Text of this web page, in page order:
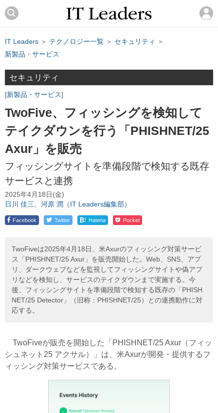
IT Leaders ＞ テクノロジー一覧 ＞ セキュリティ
＞
新製品・サービス
セキュリティ
新製品・サービス
TwoFive、フィッシングを検知して
テイクダウンを行う「PHISHNET/25
Axur」を販売
フィッシングサイトを準備段階で検知する既存
サービスと連携
2025年4月18日(金)
日川 佳三、河原 潤（IT Leaders編集部）
Facebook Twitter ! Hatena Pocket
TwoFiveは2025年4月18日、米Axurのフィッシング対策サービ
ス「PHISHNET/25 Axur」を販売開始した。Web、SNS、アプ
リ、ダークウェブなどを監視してフィッシングサイトや偽アプ
リなどを検知し、サービスのテイクダウンまで実施する。今
後、フィッシングサイトを準備段階で検知する既存の「PHISH
NET/25 Detector」（旧称：PHISHNET/25）との連携動作に対
応する。
TwoFiveが販売を開始した「PHISHNET/25 Axur（フィッ
シュネット25 アクサル）」は、米Axurが開発・提供するフ
ィッシング対策サービスである。